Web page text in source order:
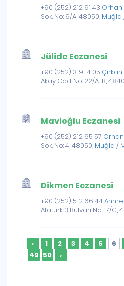
+90 (252) 212 91 43
Sok. No: 9/A, 48050, Muğla
Jülide Eczanesi
+90 (252) 319 14 05
Akay Cad. No: 22/A-B,
Mavioğlu Eczanesi
+90 (252) 212 65 57
Sok. No: 4, 48050, Muğla /
Dikmen Eczanesi
+90 (252) 512 66 44
Atatürk 3 Bulvarı No: 17/C,
‹ 1 2 3 4 5 6
49 50 ›